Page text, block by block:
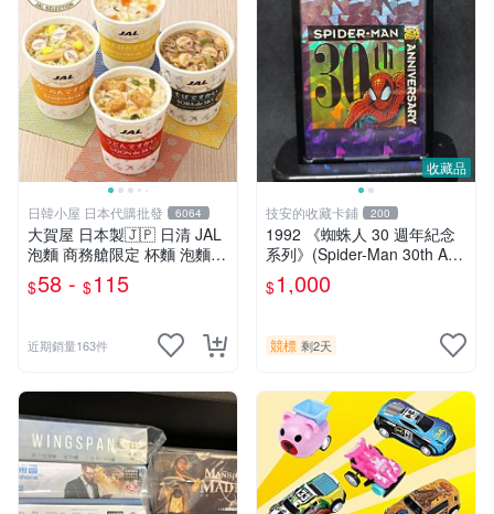
日韓小屋 日本代購批發 6064
大賀屋 日本製🇯🇵 日清 JAL
泡麵 商務艙限定 杯麵 泡麵
海鮮什錦 和風醬油拉麵 日航
正版 J00051341
$58 - $115
近期銷量163件
收藏品
技安的收藏卡鋪 200
1992 《蜘蛛人 30 週年紀念
系列》(Spider-Man 30th Ann
iversary) 閃卡 早期 漫畫 電
影 蜘蛛人 含 卡磚 底座
$1,000
競標 剩2天